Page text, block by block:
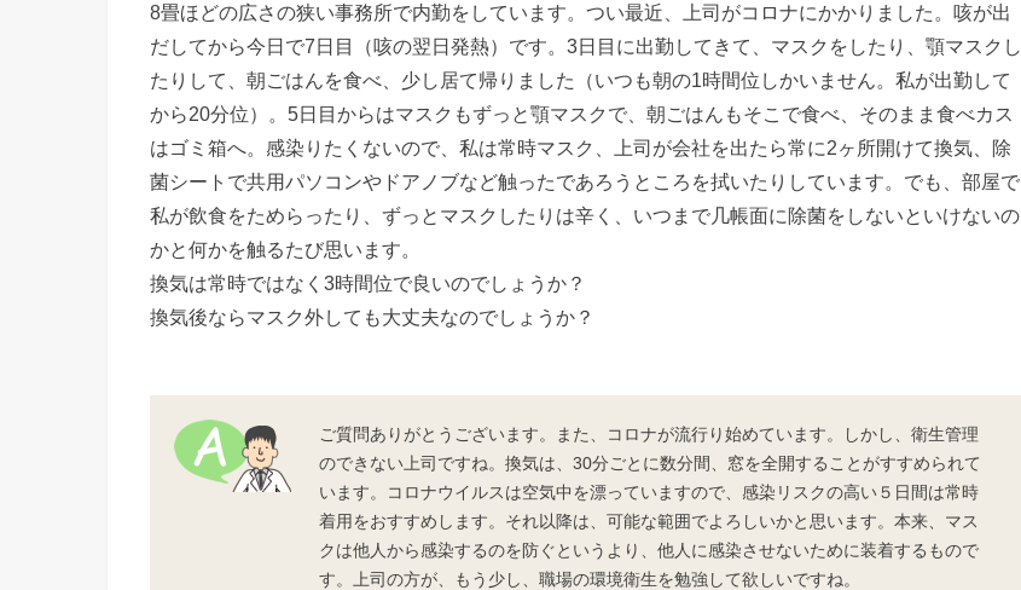
8畳ほどの広さの狭い事務所で内勤をしています。つい最近、上司がコロナにかかりました。咳が出
だしてから今日で7日目（咳の翌日発熱）です。3日目に出勤してきて、マスクをしたり、顎マスクし
たりして、朝ごはんを食べ、少し居て帰りました（いつも朝の1時間位しかいません。私が出勤して
から20分位）。5日目からはマスクもずっと顎マスクで、朝ごはんもそこで食べ、そのまま食べカス
はゴミ箱へ。感染りたくないので、私は常時マスク、上司が会社を出たら常に2ヶ所開けて換気、除
菌シートで共用パソコンやドアノブなど触ったであろうところを拭いたりしています。でも、部屋で
私が飲食をためらったり、ずっとマスクしたりは辛く、いつまで几帳面に除菌をしないといけないの
かと何かを触るたび思います。
換気は常時ではなく3時間位で良いのでしょうか？
換気後ならマスク外しても大丈夫なのでしょうか？
ご質問ありがとうございます。また、コロナが流行り始めています。しかし、衛生管理
のできない上司ですね。換気は、30分ごとに数分間、窓を全開することがすすめられて
います。コロナウイルスは空気中を漂っていますので、感染リスクの高い５日間は常時
着用をおすすめします。それ以降は、可能な範囲でよろしいかと思います。本来、マス
クは他人から感染するのを防ぐというより、他人に感染させないために装着するもので
す。上司の方が、もう少し、職場の環境衛生を勉強して欲しいですね。